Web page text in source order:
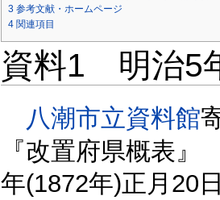
3 参考文献・ホームページ
4 関連項目
資料1 明治5
八潮市立資料館
『改置府県概表
年(1872年)正月20